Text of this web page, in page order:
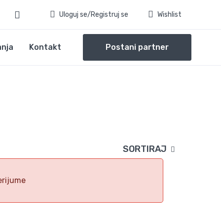
Uloguj se/Registruj se Wishlist
Kontakt Postani partner
SORTIRAJ